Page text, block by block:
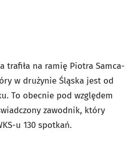
trafiła na ramię Piotra Samca-
w drużynie Śląska jest od
To obecnie pod względem
zawodnik, który
u 130 spotkań.